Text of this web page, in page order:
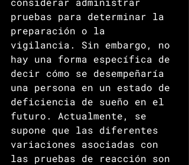
pruebas para determinar la
preparación o la
vigilancia. Sin embargo, no
hay una forma específica de
decir cómo se desempeñaría
una persona en un estado de
deficiencia de sueño en el
futuro. Actualmente, se
supone que las diferentes
variaciones asociadas con
las pruebas de reacción son